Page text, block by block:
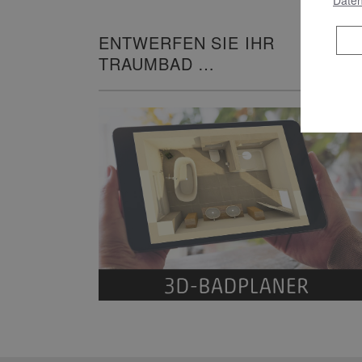
ENTWERFEN SIE IHR
TRAUMBAD